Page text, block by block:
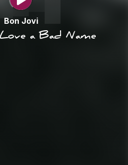
Bon Jovi
a Bad Name